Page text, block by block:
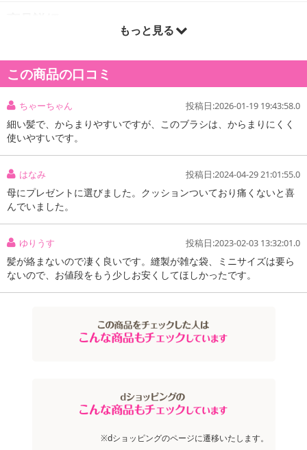
もっと見る
この商品の口コミ
ちゃーちゃん 投稿日:2026-01-19 19:43:58.0
細い髪で、からまりやすいですが、このブラシは、からまりにくく
使いやすいです。
はなみ 投稿日:2024-04-29 21:01:55.0
母にプレゼントに選びました。クッションついており痛くないと喜
んでいました。
ゆりうす 投稿日:2023-02-03 13:32:01.0
髪が絡まないので凄く良いです。縫製が雑な袋、ミニサイズは要ら
ないので、お値段をもう少しお安くしてほしかったです。
※dショッピングのページに遷移いたします。